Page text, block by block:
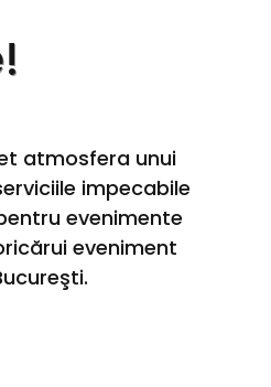
atmosfera unui
impecabile
evenimente
eveniment